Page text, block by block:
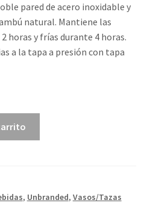
pared de acero inoxidable y
natural. Mantiene las
horas y frías durante 4 horas.
a la tapa a presión con tapa
, Unbranded, Vasos/Tazas